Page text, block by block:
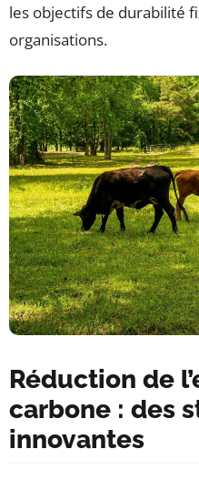
les objectifs de durabilité
organisations.
Réduction de
carbone : des
innovantes